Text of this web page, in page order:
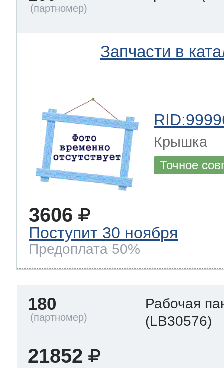
Запчасти в
Крышка
Точное
3606
Поступит 30 ноября
Предоплата 50%
180
Рабочая
(LB30576)
21852